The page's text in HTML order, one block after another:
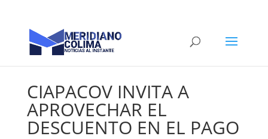
CIAPACOV INVITA A
APROVECHAR EL
DESCUENTO EN EL PAGO